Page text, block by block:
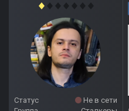
Статус
Не в сети